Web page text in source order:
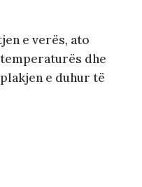
e verës, ato
dhe
e duhur të